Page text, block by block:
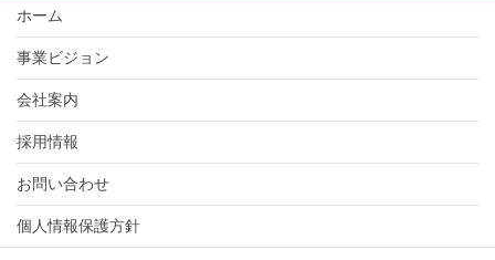
ホーム
事業ビジョン
会社案内
採用情報
お問い合わせ
個人情報保護方針